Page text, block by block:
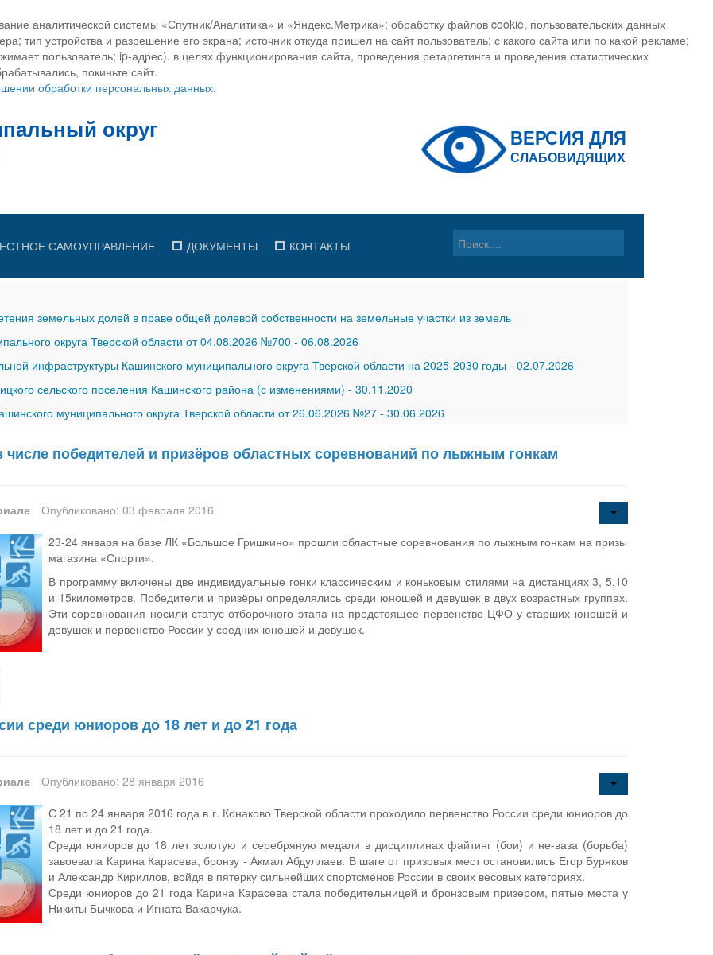
аналитической системы «Спутник/Аналитика» и «Яндекс.Метрика»; обработку файлов cookie, пользовательских данных
тип устройства и разрешение его экрана; источник откуда пришел на сайт пользователь; с какого сайта или по какой рекламе;
пользователь; ip-адрес). в целях функционирования сайта, проведения ретаргетинга и проведения статистических
покиньте сайт.
обработки персональных данных.
САМОУПРАВЛЕНИЕ ДОКУМЕНТЫ КОНТАКТЫ
земельных долей в праве общей долевой собственности на земельные участки из земель
округа Тверской области от 04.08.2026 №700 - 06.08.2026
инфраструктуры Кашинского муниципального округа Тверской области на 2025-2030 годы - 02.07.2026
сельского поселения Кашинского района (с изменениями) - 30.11.2020
муниципального округа Тверской области от 26.06.2026 №27 - 30.06.2026
победителей и призёров областных соревнований по лыжным гонкам
Опубликовано: 03 февраля 2016
23-24 января на базе ЛК «Большое Гришкино» прошли областные соревнования по лыжным гонкам на призы
магазина «Спорти».
В программу включены две индивидуальные гонки классическим и коньковым стилями на дистанциях 3, 5,10
и 15километров. Победители и призёры определялись среди юношей и девушек в двух возрастных группах.
Эти соревнования носили статус отборочного этапа на предстоящее первенство ЦФО у старших юношей и
девушек и первенство России у средних юношей и девушек.
среди юниоров до 18 лет и до 21 года
Опубликовано: 28 января 2016
С 21 по 24 января 2016 года в г. Конаково Тверской области проходило первенство России среди юниоров до
18 лет и до 21 года.
Среди юниоров до 18 лет золотую и серебряную медали в дисциплинах файтинг (бои) и не-ваза (борьба)
завоевала Карина Карасева, бронзу - Акмал Абдуллаев. В шаге от призовых мест остановились Егор Буряков
и Александр Кириллов, войдя в пятерку сильнейших спортсменов России в своих весовых категориях.
Среди юниоров до 21 года Карина Карасева стала победительницей и бронзовым призером, пятые места у
Никиты Бычкова и Игната Вакарчука.